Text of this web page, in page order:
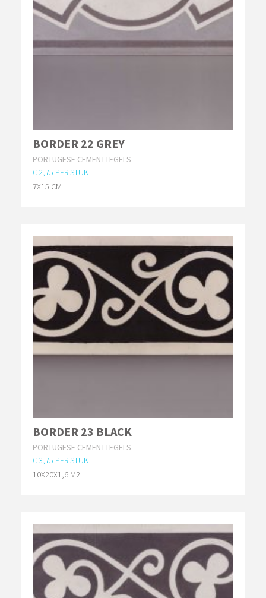
BORDER 22 GREY
PORTUGESE CEMENTTEGELS
€ 2,75 PER STUK
7X15 CM
BORDER 23 BLACK
PORTUGESE CEMENTTEGELS
€ 3,75 PER STUK
10X20X1,6 M2